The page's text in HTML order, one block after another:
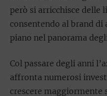
però si arricchisce delle
consentendo al brand
piano nel panorama
Col passare degli anni
affronta numerosi
crescere